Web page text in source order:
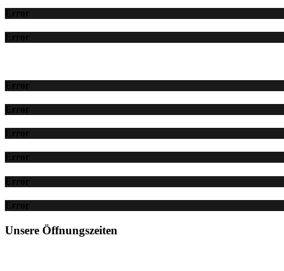
Error
Error
Error
Error
Error
Error
Error
Error
Unsere Öffnungszeiten